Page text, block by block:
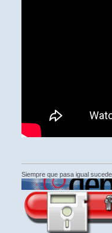
Siempre que pasa igual